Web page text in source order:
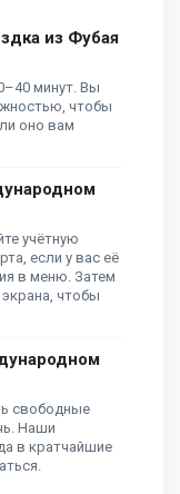
из Фубая
минут. Вы
чтобы
оно вам
учётную
если у вас её
в меню. Затем
чтобы
свободные
Наши
в кратчайшие